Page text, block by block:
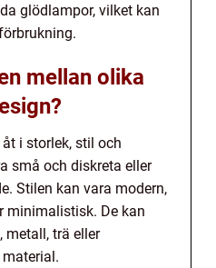
glödlampor, vilket kan
mellan olika
i storlek, stil och
små och diskreta eller
Stilen kan vara modern,
minimalistisk. De kan
metall, trä eller